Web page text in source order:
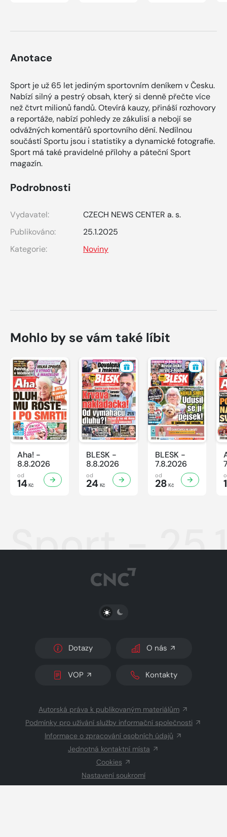
Anotace
Sport je už 65 let jediným sportovním deníkem v Česku.
Nabízí silný a pestrý obsah, který si denně přečte více
než čtvrt milionů fandů. Otevírá kauzy, přináší rozhovory
a reportáže, nabízí pohledy ze zákulisí a nebojí se
odvážných komentářů sportovního dění. Nedílnou
součástí Sportu jsou i statistiky a dynamické fotografie.
Sport má také pravidelné přílohy a páteční Sport
magazín.
Podrobnosti
Vydavatel:
CZECH NEWS CENTER a. s.
Publikováno:
25.1.2025
Kategorie:
Noviny
Mohlo by se vám také líbit
Aha! -
8.8.2026
od
14Kč
BLESK -
8.8.2026
od
24Kč
BLESK -
7.8.2026
od
28 Kč
Sport -
PŘEPNOUT SVĚTLÝ/TMAVÝ REŽIM
Dotazy O nás
VOP Kontakty
Autorská práva k publikovaným materiálům
Podmínky pro užívání služby informační společnosti
Informace o zpracování osobních údajů
Jednotná kontaktní místa
Cookies
Nastavení soukromí
Inzerce